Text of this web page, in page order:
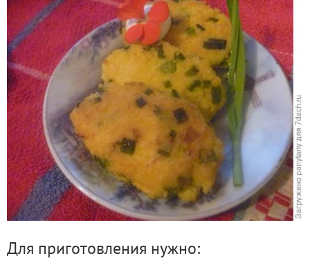
Для приготовления нужно: